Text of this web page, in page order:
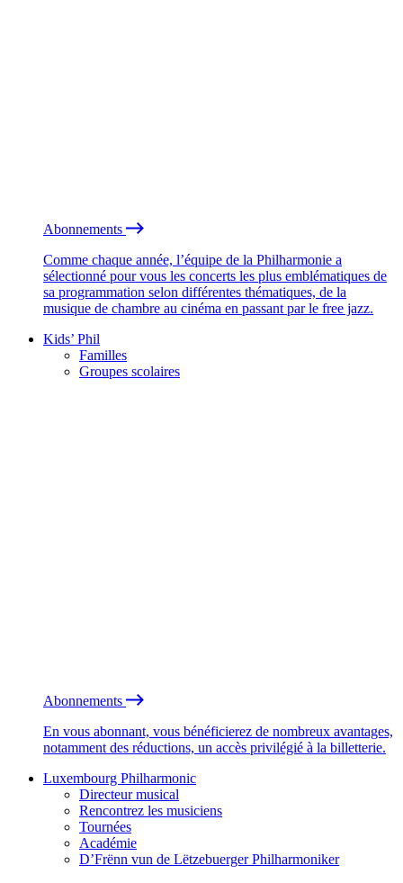
Abonnements
Comme chaque année, l’équipe de la Philharmonie a
sélectionné pour vous les concerts les plus emblématiques de
sa programmation selon différentes thématiques, de la
musique de chambre au cinéma en passant par le free jazz.
Kids’ Phil
Familles
Groupes scolaires
Abonnements
En vous abonnant, vous bénéficierez de nombreux avantages,
notamment des réductions, un accès privilégié à la billetterie.
Luxembourg Philharmonic
Directeur musical
Rencontrez les musiciens
Tournées
Académie
D’Frënn vun de Lëtzebuerger Philharmoniker